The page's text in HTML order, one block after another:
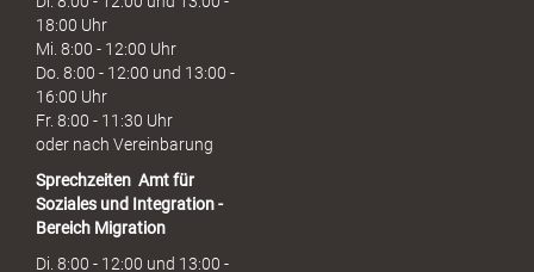
18:00 Uhr
Mi. 8:00 - 12:00 Uhr
Do. 8:00 - 12:00 und 13:00 -
16:00 Uhr
Fr. 8:00 - 11:30 Uhr
oder nach Vereinbarung
Sprechzeiten Amt für
Soziales und Integration -
Bereich Migration
Di. 8:00 - 12:00 und 13:00 -